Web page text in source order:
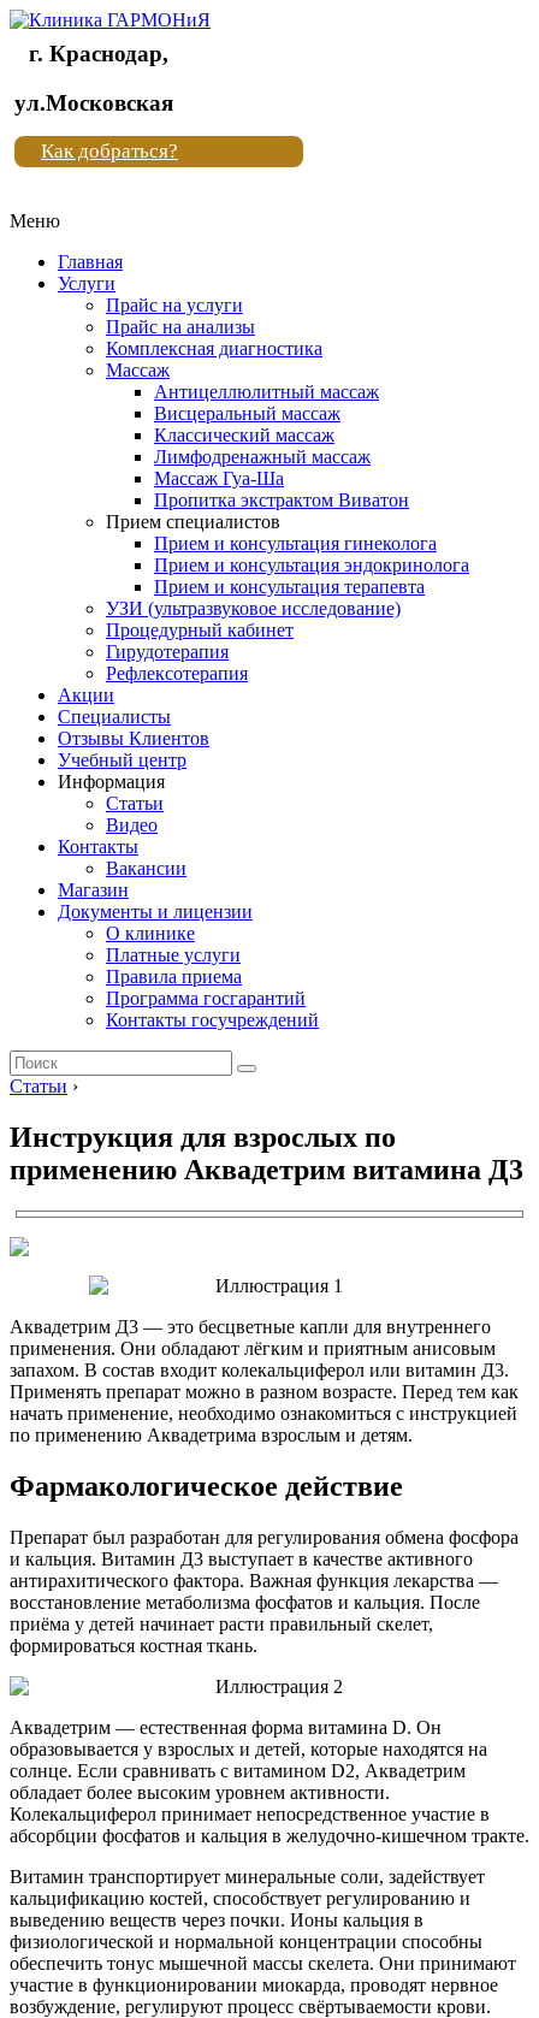
Клиника
"Новая
жизнь"
Клиника
жизнь"
г. Краснодар,
ул.Московская
Как добраться?
Меню
Главная
Услуги
Прайс на услуги
Прайс на анализы
Комплексная диагностика
Массаж
Антицеллюлитный массаж
Висцеральный массаж
Классический массаж
Лимфодренажный массаж
Массаж Гуа-Ша
Пропитка экстрактом Виватон
Прием специалистов
Прием и консультация гинеколога
Прием и консультация эндокринолога
Прием и консультация терапевта
УЗИ (ультразвуковое исследование)
Процедурный кабинет
Гирудотерапия
Рефлексотерапия
Акции
Специалисты
Отзывы Клиентов
Учебный центр
Информация
Статьи
Видео
Контакты
Вакансии
Магазин
Документы и лицензии
О клинике
Платные услуги
Правила приема
Программа госгарантий
Контакты госучреждений
Статьи ›
Инструкция для взрослых по
применению Аквадетрим витамина Д3
Аквадетрим Д3 — это бесцветные капли для внутреннего
применения. Они обладают лёгким и приятным анисовым
запахом. В состав входит колекальциферол или витамин Д3.
Применять препарат можно в разном возрасте. Перед тем как
начать применение, необходимо ознакомиться с инструкцией
по применению Аквадетрима взрослым и детям.
Фармакологическое действие
Препарат был разработан для регулирования обмена фосфора
и кальция. Витамин Д3 выступает в качестве активного
антирахитического фактора. Важная функция лекарства —
восстановление метаболизма фосфатов и кальция. После
приёма у детей начинает расти правильный скелет,
формироваться костная ткань.
Аквадетрим — естественная форма витамина D. Он
образовывается у взрослых и детей, которые находятся на
солнце. Если сравнивать с витамином D2, Аквадетрим
обладает более высоким уровнем активности.
Колекальциферол принимает непосредственное участие в
абсорбции фосфатов и кальция в желудочно-кишечном тракте.
Витамин транспортирует минеральные соли, задействует
кальцификацию костей, способствует регулированию и
выведению веществ через почки. Ионы кальция в
физиологической и нормальной концентрации способны
обеспечить тонус мышечной массы скелета. Они принимают
участие в функционировании миокарда, проводят нервное
возбуждение, регулируют процесс свёртываемости крови.